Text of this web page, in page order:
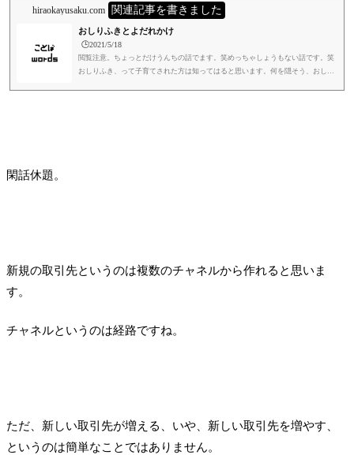
hiraokayusaku.com 関連記事を書きました
おしりふきとよだれかけ
🕒️2021/5/18
閲覧注意。ちょっとだけうんちの話でます。笑めっちゃしょうもない話です。笑
おしりふき、って子育てされた方は知ってはると思います。何を隠そう、おしり
閑話休題。
新規の取引先というのは複数のチャネルから作れると思いま
す。
チャネルというのは経路ですね。
ただ、新しい取引先が増える、いや、新しい取引先を増やす、
というのは簡単なことではありません。